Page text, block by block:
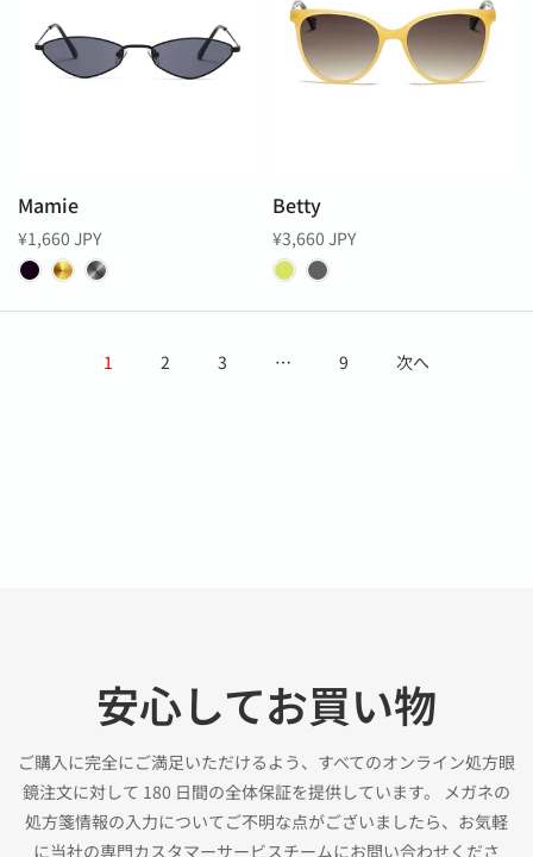
Mamie
¥1,660 JPY
Betty
¥3,660 JPY
1 2 3 … 9 次へ
安心してお買い物
ご購入に完全にご満足いただけるよう、すべてのオンライン処方眼
鏡注文に対して 180 日間の全体保証を提供しています。 メガネの
処方箋情報の入力についてご不明な点がございましたら、お気軽
に当社の専門カスタマーサービスチームにお問い合わせくださ